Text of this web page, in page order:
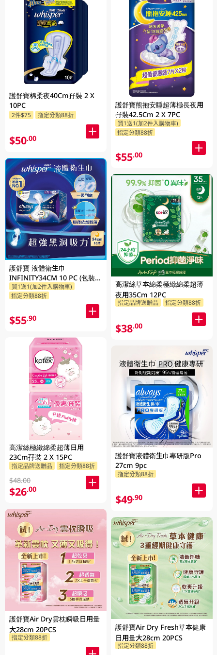
護舒寶棉柔夜40Cm孖裝 2 X
10PC
2件$75 指定分類88折
$50.00
護舒寶 液體衛生巾
INFINITY34CM 10 PC (包裝隨
機發放)
買1送1(加2件入購物車)
指定分類88折
$55.90
高潔絲極緻綿柔超薄日用
23Cm孖裝 2 X 15PC
指定品牌送贈品 指定分類88折
$48.00
$26.00
護舒寶Air Dry雲枕瞬吸日用量
大28cm 20PCS
指定分類88折
護舒寶熊抱安睡超薄極長夜用
孖裝42.5Cm 2 X 7PC
買1送1(加2件入購物車)
指定分類88折
$55.00
高潔絲草本綿柔極緻綿柔超薄
夜用35Cm 12PC
指定品牌送贈品 指定分類88折
$38.00
護舒寶液體衛生巾專研版Pro
27cm 9pc
指定分類88折
$49.90
護舒寶Air Dry Fresh草本健康
日用量大28cm 20PCS
指定分類88折